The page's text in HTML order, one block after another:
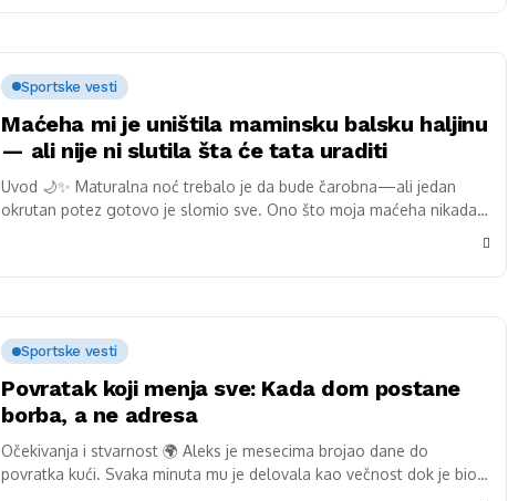
Sportske vesti
Maćeha mi je uništila maminsku balsku haljinu
— ali nije ni slutila šta će tata uraditi
Uvod 🌙✨ Maturalna noć trebalo je da bude čarobna—ali jedan
okrutan potez gotovo je slomio sve. Ono što moja maćeha nikada
Sportske vesti
Povratak koji menja sve: Kada dom postane
borba, a ne adresa
Očekivanja i stvarnost 🌍 Aleks je mesecima brojao dane do
povratka kući. Svaka minuta mu je delovala kao večnost dok je bio